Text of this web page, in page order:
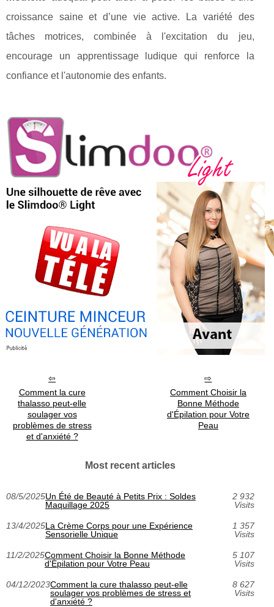
croissance saine et d’une vie active. La variété des
tâches motrices, combinée à l'excitation du jeu,
encourage un apprentissage ludique qui renforce la
confiance et l'autonomie des enfants.
Comment la cure
thalasso peut-elle
soulager vos
problèmes de stress
et d'anxiété ?
Comment Choisir la
Bonne Méthode
d'Épilation pour Votre
Peau
Most recent articles
08/5/2025Un Été de Beauté à Petits Prix : Soldes
Maquillage 2025
2 932
Visits
13/4/2025La Crème Corps pour une Expérience
Sensorielle Unique
1 357
Visits
11/2/2025Comment Choisir la Bonne Méthode
d'Épilation pour Votre Peau
5 107
Visits
04/12/2023Comment la cure thalasso peut-elle
soulager vos problèmes de stress et
d'anxiété ?
8 627
Visits